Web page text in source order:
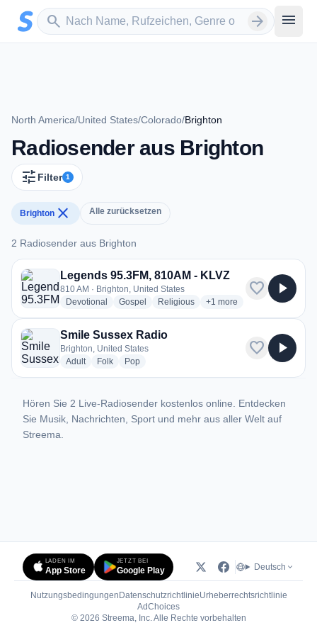
Zum Hauptinhalt springen
search
Sender suchen arrow_forward menu
North America/United States/Colorado/Brighton
Radiosender aus Brighton
tune Filter 1
Brighton close Alle zurücksetzen
2 Radiosender aus Brighton
2 Radiosender aus Brighton
Legends 95.3FM, 810AM - KLVZ
810 AM · Brighton, United States
Devotional
radio stations
Gospel radio stations
Religiousradio stations
+1 more genres for Legends
more
favorite play_arrow
Smile Sussex Radio
Brighton, United States
Adultradio stations
Folkradio stations
Popradio stations
favorite play_arrow
Hören Sie 2 Live-Radiosender kostenlos online. Entdecken
Sie Musik, Nachrichten, Sport und mehr aus aller Welt auf
Streema.
LADEN IM
App Store
JETZT BEI
Google Play Deutsch
Nutzungsbedingungen DatenschutzrichtlinieUrheberrechtsrichtlinie
AdChoices(öffnet in neuem Tab)
© 2026 Streema, Inc. Alle Rechte vorbehalten